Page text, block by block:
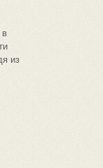
в
из